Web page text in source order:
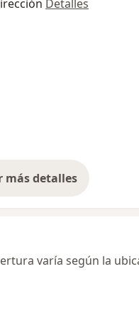
Detalles
más detalles
sobre la dirección
varía según la